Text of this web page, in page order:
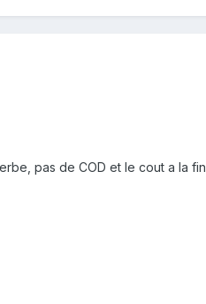
pas de COD et le cout a la fin